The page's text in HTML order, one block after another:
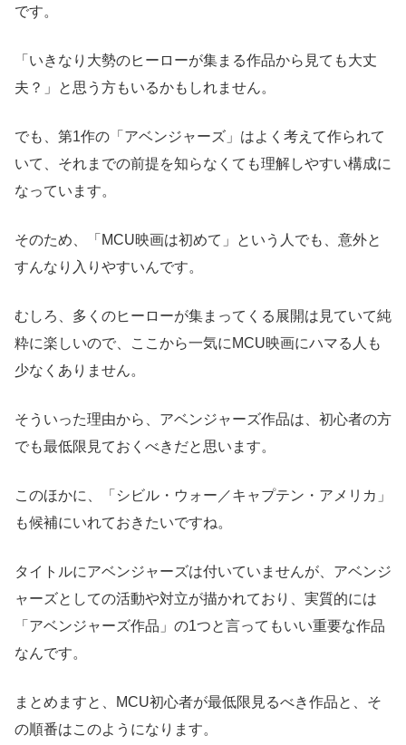
です。
「いきなり大勢のヒーローが集まる作品から見ても大丈
夫？」と思う方もいるかもしれません。
でも、第1作の「アベンジャーズ」はよく考えて作られて
いて、それまでの前提を知らなくても理解しやすい構成に
なっています。
そのため、「MCU映画は初めて」という人でも、意外と
すんなり入りやすいんです。
むしろ、多くのヒーローが集まってくる展開は見ていて純
粋に楽しいので、ここから一気にMCU映画にハマる人も
少なくありません。
そういった理由から、アベンジャーズ作品は、初心者の方
でも最低限見ておくべきだと思います。
このほかに、「シビル・ウォー／キャプテン・アメリカ」
も候補にいれておきたいですね。
タイトルにアベンジャーズは付いていませんが、アベンジ
ャーズとしての活動や対立が描かれており、実質的には
「アベンジャーズ作品」の1つと言ってもいい重要な作品
なんです。
まとめますと、MCU初心者が最低限見るべき作品と、そ
の順番はこのようになります。